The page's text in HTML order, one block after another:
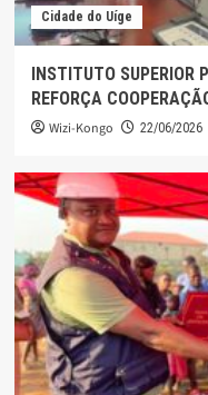
Cidade do Uíge
INSTITUTO SUPERIOR
REFORÇA
Wizi-Kongo 22/06/2026